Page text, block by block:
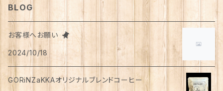
スリッパ
マスク
ハンドソープ
スマホショルダーバッグ
お財布・カード入れ
湯のみ
グラス
はがき
ペン
メモ帳
ブルゾン
フレンチスリーブ
靴下
タイツ
足首ウォーマー
メンズ
ボトムス
アウター
粉物
缶詰・瓶詰
紅茶
お茶
ハーブティー
猫用
犬用
猫用
犬猫共通
食器
犬用
猫用
衣類・服飾雑貨
犬用
おもちゃ
リップクリーム
クシ・ブラシ
シャンプー
リンスインシャンプー
せっけん
洗顔
ハンドクリーム
オーラルケア
洗剤
防災用品
ラッピング資材
ピアス
イヤリング・ノンホールピアス
リング
飲料
珈琲
BLOG
お客様へお願い
2024/10/18
GORiNZaKKAオリジナルブレンドコーヒー